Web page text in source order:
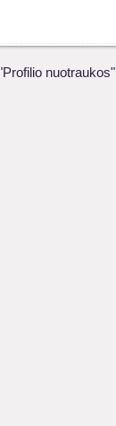
nuotraukos"